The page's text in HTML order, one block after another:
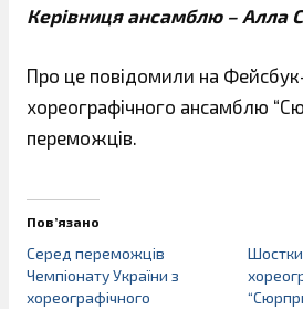
Керівниця ансамблю – Алла
Про це повідомили на Фейсбук-
хореографічного ансамблю
переможців.
Пов’язано
Серед переможців
Чемпіонату України з
хореографічного